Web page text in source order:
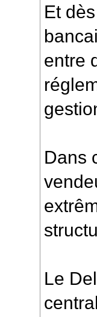
Et
entre
Dans
Le